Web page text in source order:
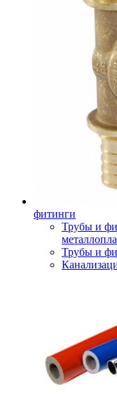
фитинги
Трубы и
Трубы и